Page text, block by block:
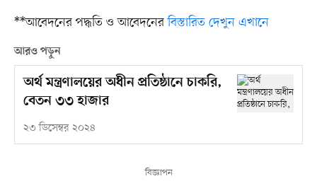
**আবেদনের পদ্ধতি ও আবেদনেরবিস্তারিত দেখুন এখানে
আরও পড়ুন
অর্থ মন্ত্রণালয়ের অধীন প্রতিষ্ঠানে চাকরি,
বেতন ৩৩ হাজার
২৩ ডিসেম্বর ২০২৪